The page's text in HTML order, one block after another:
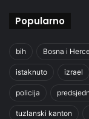
Popularno
bih Bosna i
istaknuto izrael
policija
tuzlanski kanton